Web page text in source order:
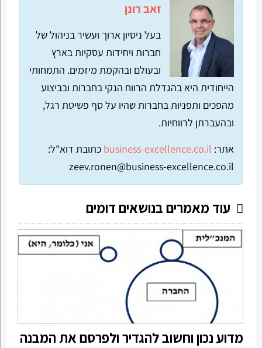
זאב רונן
בעל ניסיון ארוך ועשיר בניהול של
חברות ויחידות עסקיות בארץ
ובעולם ובהקמת מיזמים. התמחותי
הייחודית היא בהגדלת הרווח הנקי בחברות ובביצוע
מהפכים ותפניות בחברות שהיו על סף פשיטת רגל,
ובהעברתן לרווחיות.
אתר: business-excellence.co.il כתובת דוא"ל:
zeev.ronen@business-excellence.co.il
עוד מאמרים בנושאים דומים
מדוע נכון וחשוב להגדיר ולפרסם את המבנה